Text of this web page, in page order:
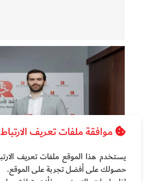
موافقة ملفات تعريف الارتباط
حصولك على أفضل تجربة على الموقع‏.